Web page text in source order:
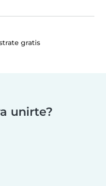
gratis
unirte?